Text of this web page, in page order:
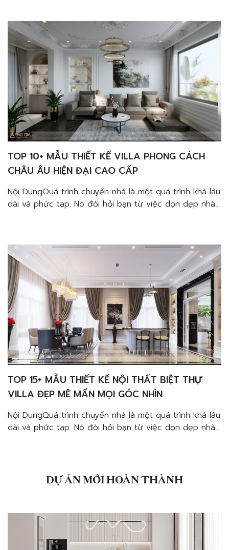
TOP 10+ MẪU THIẾT KẾ VILLA PHONG CÁCH
CHÂU ÂU HIỆN ĐẠI CAO CẤP
Nội DungQuá trình chuyển nhà là một quá trình khá lâu
dài và phức tạp. Nó đòi hỏi bạn từ việc dọn dẹp nhà
TOP 15+ MẪU THIẾT KẾ NỘI THẤT BIỆT THỰ
VILLA ĐẸP MÊ MẨN MỌI GÓC NHÌN
Nội DungQuá trình chuyển nhà là một quá trình khá lâu
dài và phức tạp. Nó đòi hỏi bạn từ việc dọn dẹp nhà
DỰ ÁN MỚI HOÀN THÀNH